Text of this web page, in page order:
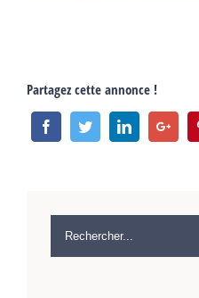
Partagez cette annonce !